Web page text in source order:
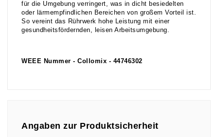
für die Umgebung verringert, was in dicht besiedelten
oder lärmempfindlichen Bereichen von großem Vorteil ist.
So vereint das Rührwerk hohe Leistung mit einer
gesundheitsfördernden, leisen Arbeitsumgebung.
WEEE Nummer - Collomix - 44746302
Angaben zur Produktsicherheit